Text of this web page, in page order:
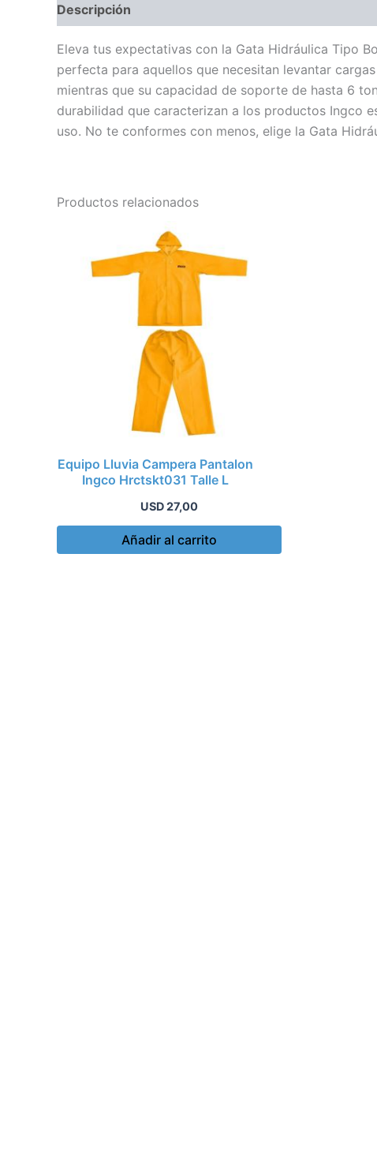
Descripción
Eleva tus expectativas con la Gata Hidráulica Tipo
perfecta para aquellos que necesitan levantar
mientras que su capacidad de soporte de hasta 6
durabilidad que caracterizan a los productos Ingco
uso. No te conformes con menos, elige la Gata
Productos relacionados
Equipo Lluvia Campera Pantalon
Ingco Hrctskt031 Talle L
USD27,00
Añadir al carrito